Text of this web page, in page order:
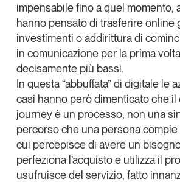
Tendenze è il magazine di GS1 Italy
modo indipendente il cambiamento e
consumo e dell’economia a
consumatori
GS1 Italy GS1 Italy GS1 Italy
GS1 Italy
impensabile fino a quel momento,
hanno pensato di trasferire online
investimenti o addirittura di
in comunicazione per la prima
decisamente più bassi.
In questa “abbuffata” di digitale le
casi hanno però dimenticato che il
journey è un processo, non una
percorso che una persona
cui percepisce di avere un
perfeziona l’acquisto e utilizza il
usufruisce del servizio, fatto